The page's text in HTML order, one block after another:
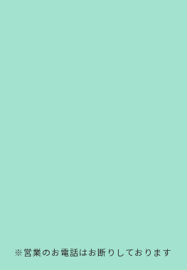
※営業のお電話はお断りしております